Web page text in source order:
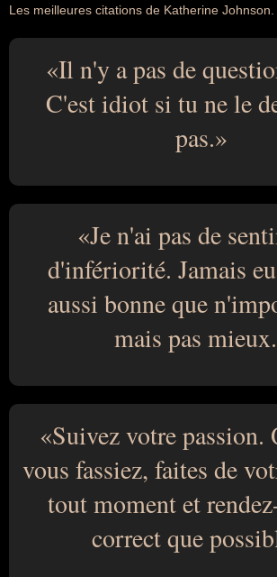
Les meilleures citations de Katherine Johnson.
Il n'y a pas de
C'est idiot si tu ne le
pas.
Je n'ai pas de
d'infériorité. Jamais
aussi bonne que
mais pas mieux.
Suivez votre passion.
vous fassiez, faites de
tout moment et
correct que